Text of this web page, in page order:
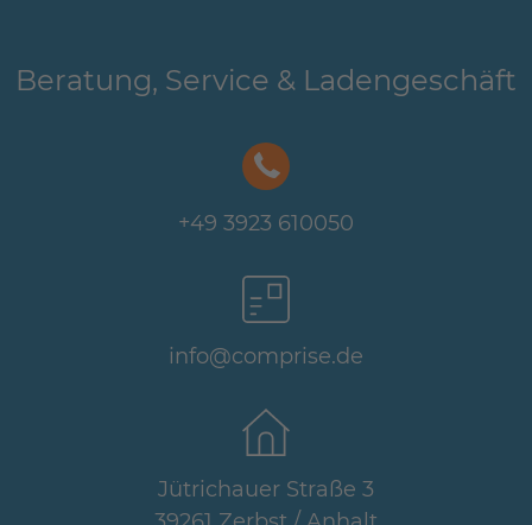
Beratung, Service & Ladengeschäft
+49 3923 610050
info@comprise.de
Jütrichauer Straße 3